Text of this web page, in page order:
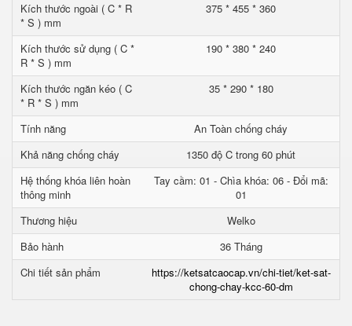
Kích thước ngoài ( C * R
* S ) mm
375 * 455 * 360
Kích thước sử dụng ( C *
R * S ) mm
190 * 380 * 240
Kích thước ngăn kéo ( C
* R * S ) mm
35 * 290 * 180
Tính năng
An Toàn chống cháy
Khả năng chống cháy
1350 độ C trong 60 phút
Hệ thống khóa liên hoàn
thông minh
Tay cầm: 01 - Chìa khóa: 06 - Đổi mã:
01
Thương hiệu
Welko
Bảo hành
36 Tháng
Chi tiết sản phẩm
https://ketsatcaocap.vn/chi-tiet/ket-sat-
chong-chay-kcc-60-dm